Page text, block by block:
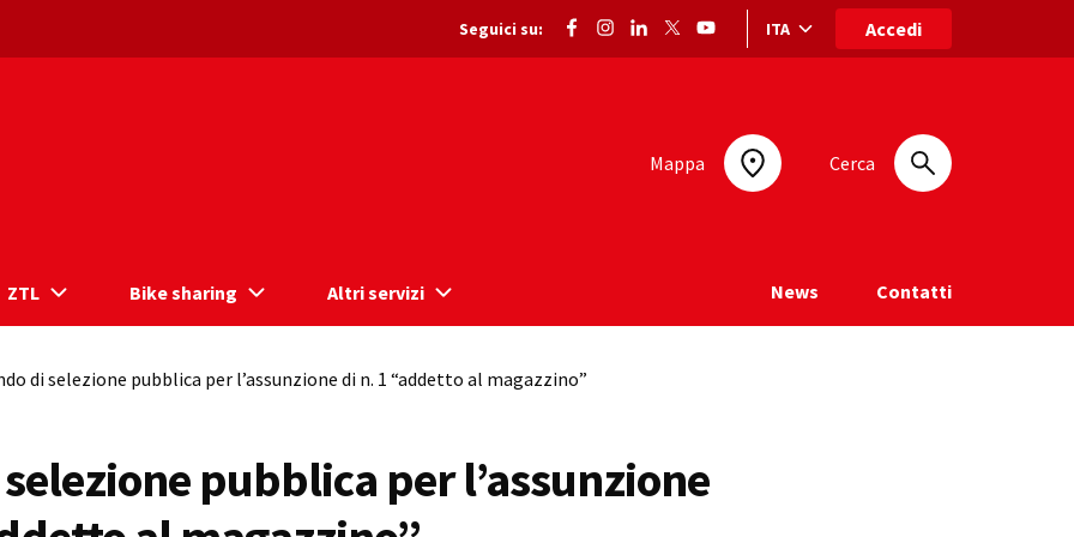
Seguici su: Selezione lingua: lingua selezionata
ITA Accedi
Mappa Cerca
ZTL Bike sharing Altri servizi News Contatti
di selezione pubblica per l’assunzione di n. 1 “addetto al magazzino”
pubblica per l’assunzione